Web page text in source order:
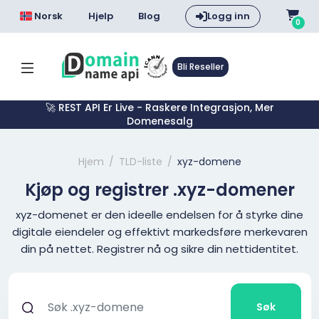
Norsk Hjelp Blog Logg inn 0
Bli Reseller
🚀 REST API Er Live - Raskere Integrasjon, Mer
Domenesalg
Hjem TLD-liste xyz-domene
Kjøp og registrer .xyz-domener
xyz-domenet er den ideelle endelsen for å styrke dine
digitale eiendeler og effektivt markedsføre merkevaren
din på nettet. Registrer nå og sikre din nettidentitet.
Søk